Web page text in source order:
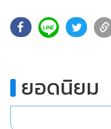
SMEs
• หุ้น
•
กองทุนรวม
• Celeb Online
ยอดนิยม